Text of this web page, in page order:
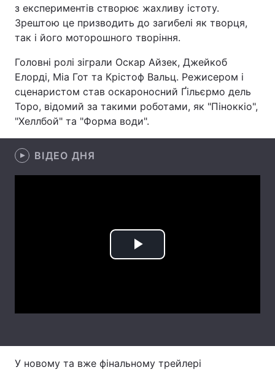
Техно і зв'язок Лайт
Зброя Інциденти
Здоров'я Туризм
Цікавинки Погода
Екологія Регіони
Лонгріди
Вакансії
з експериментів створює жахливу істоту.
Зрештою це призводить до загибелі як творця,
так і його моторошного творіння.
Головні ролі зіграли Оскар Айзек, Джейкоб
Елорді, Міа Гот та Крістоф Вальц. Режисером і
сценаристом став оскароносний Ґільєрмо дель
Торо, відомий за такими роботами, як "Піноккіо",
"Хеллбой" та "Форма води".
ВІДЕО ДНЯ
Play
У новому та вже фінальному трейлері